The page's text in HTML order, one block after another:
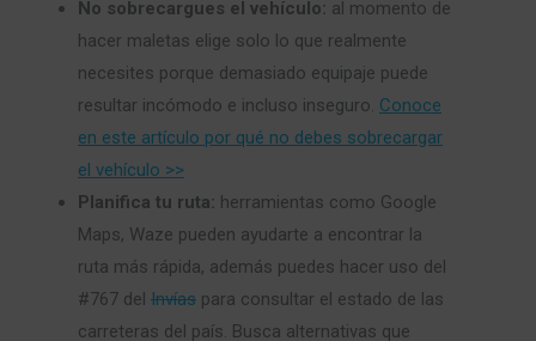
No sobrecargues el vehículo: al momento de
hacer maletas elige solo lo que realmente
necesites porque demasiado equipaje puede
resultar incómodo e incluso inseguro. Conoce
en este artículo por qué no debes sobrecargar
el vehículo >>
Planifica tu ruta: herramientas como Google
Maps, Waze pueden ayudarte a encontrar la
ruta más rápida, además puedes hacer uso del
#767 del Invías para consultar el estado de las
carreteras del país. Busca alternativas que